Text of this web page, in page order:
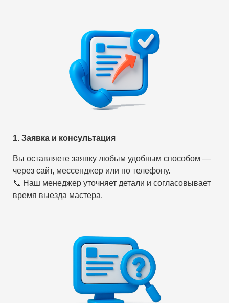
1. Заявка и консультация
Вы оставляете заявку любым удобным способом —
через сайт, мессенджер или по телефону.
📞 Наш менеджер уточняет детали и согласовывает
время выезда мастера.